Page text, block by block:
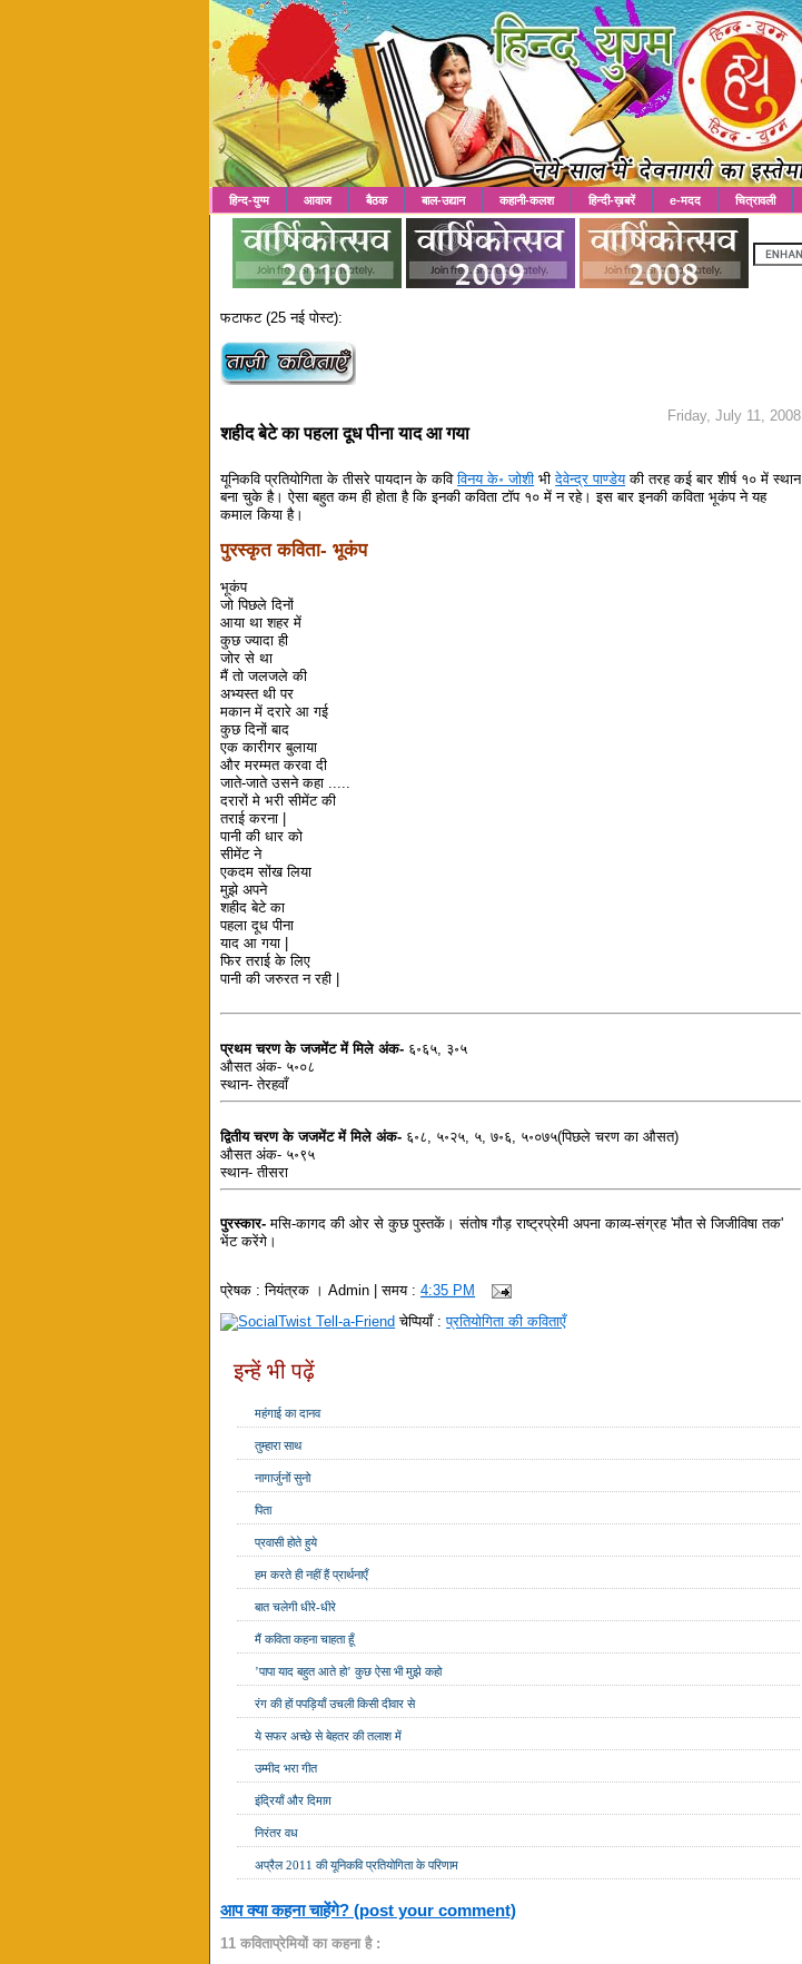
हिन्द-युग्म आवाज बैठक बाल-उद्यान कहानी-कलश हिन्दी-ख़बरें e-मदद चित्रावली
फटाफट (25 नई पोस्ट):
Friday, July 11, 2008
शहीद बेटे का पहला दूध पीना याद आ गया
यूनिकवि प्रतियोगिता के तीसरे पायदान के कविविनय के॰ जोशी भीदेवेन्द्र पाण्डेयकी तरह कई बार शीर्ष १० में स्थान
बना चुके है। ऐसा बहुत कम ही होता है कि इनकी कविता टॉप १० में न रहे। इस बार इनकी कविता भूकंप ने यह
कमाल किया है।
पुरस्कृत कविता- भूकंप
भूकंप
जो पिछले दिनों
आया था शहर में
कुछ ज्यादा ही
जोर से था
मैं तो जलजले की
अभ्यस्त थी पर
मकान में दरारे आ गई
कुछ दिनों बाद
एक कारीगर बुलाया
और मरम्मत करवा दी
जाते-जाते उसने कहा .....
दरारों मे भरी सीमेंट की
तराई करना |
पानी की धार को
सीमेंट ने
एकदम सोंख लिया
मुझे अपने
शहीद बेटे का
पहला दूध पीना
याद आ गया |
फिर तराई के लिए
पानी की जरुरत न रही |
प्रथम चरण के जजमेंट में मिले अंक- ६॰६५, ३॰५
औसत अंक- ५॰०८
स्थान- तेरहवाँ
द्वितीय चरण के जजमेंट में मिले अंक- ६॰८, ५॰२५, ५, ७॰६, ५॰०७५(पिछले चरण का औसत)
औसत अंक- ५॰९५
स्थान- तीसरा
पुरस्कार-मसि-कागद की ओर से कुछ पुस्तकें। संतोष गौड़ राष्ट्रप्रेमी अपना काव्य-संग्रह 'मौत से जिजीविषा तक'
भेंट करेंगे।
प्रेषक :नियंत्रक । Admin | समय :4:35 PM
चेप्पियाँ :प्रतियोगिता की कविताएँ
इन्हें भी पढ़ें
महंगाई का दानव
तुम्हारा साथ
नागार्जुनों सुनो
पिता
प्रवासी होते हुये
हम करते ही नहीं हैं प्रार्थनाएँ
बात चलेगी धीरे-धीरे
मैं कविता कहना चाहता हूँ
’पापा याद बहुत आते हो’ कुछ ऐसा भी मुझे कहो
रंग की हों पपड़ियाँ उचली किसी दीवार से
ये सफर अच्छे से बेहतर की तलाश में
उम्मीद भरा गीत
इंद्रियाँ और दिमाग़
निरंतर वध
अप्रैल 2011 की यूनिकवि प्रतियोगिता के परिणाम
आप क्या कहना चाहेंगे? (post your comment)
11 कविताप्रेमियों का कहना है :